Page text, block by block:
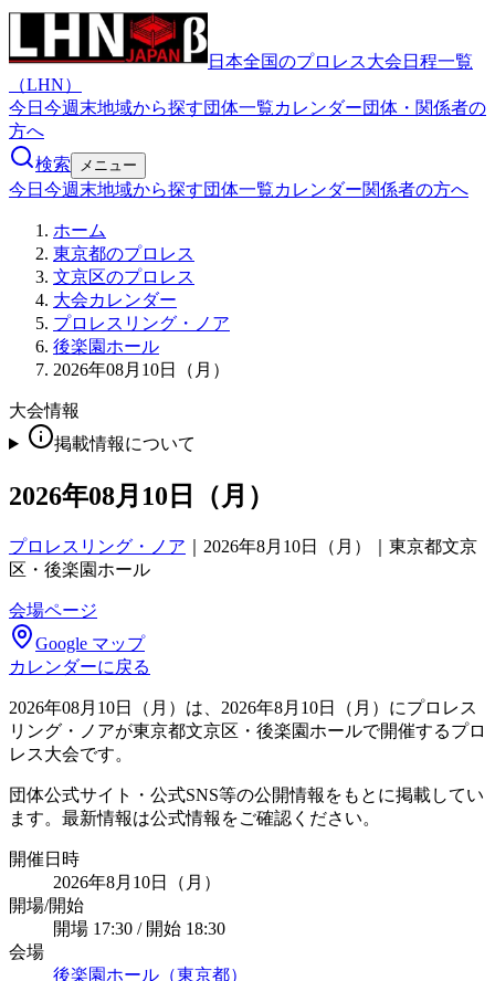
日本全国のプロレス大会日程一覧
（LHN）
今日 今週末地域から探す団体一覧カレンダー団体・関係者の
方へ
検索
メニュー
今日 今週末地域から探す団体一覧カレンダー関係者の方へ
ホーム
東京都のプロレス
文京区のプロレス
大会カレンダー
プロレスリング・ノア
後楽園ホール
2026年08月10日（月）
大会情報
掲載情報について
2026年08月10日（月）
プロレスリング・ノア
2026年8月10日（月）｜東京都文京
区・後楽園ホール
会場ページ
Google マップ
カレンダーに戻る
2026年08月10日（月）は、2026年8月10日（月）にプロレス
リング・ノアが東京都文京区・後楽園ホールで開催するプロ
レス大会です。
団体公式サイト・公式SNS等の公開情報をもとに掲載してい
ます。最新情報は公式情報をご確認ください。
開催日時
2026年8月10日（月）
開場/開始
開場 17:30 / 開始 18:30
会場
後楽園ホール（東京都）